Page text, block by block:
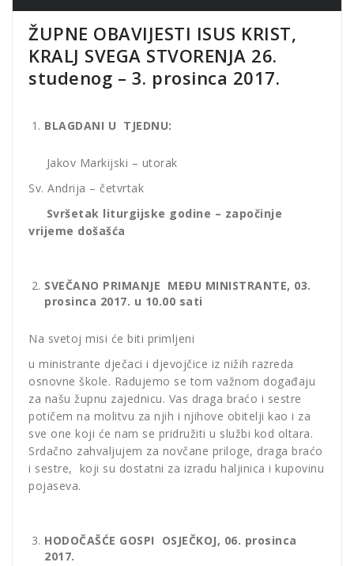
ŽUPNE OBAVIJESTI ISUS KRIST,
KRALJ SVEGA STVORENJA 26.
studenog – 3. prosinca 2017.
BLAGDANI U TJEDNU:
Jakov Markijski – utorak
Sv. Andrija – četvrtak
Svršetak liturgijske godine – započinje
vrijeme došašća
SVEČANO PRIMANJE MEĐU MINISTRANTE, 03.
prosinca 2017. u 10.00 sati
Na svetoj misi će biti primljeni
u ministrante dječaci i djevojčice iz nižih razreda
osnovne škole. Radujemo se tom važnom događaju
za našu župnu zajednicu. Vas draga braćo i sestre
potičem na molitvu za njih i njihove obitelji kao i za
sve one koji će nam se pridružiti u službi kod oltara.
Srdačno zahvaljujem za novčane priloge, draga braćo
i sestre, koji su dostatni za izradu haljinica i kupovinu
pojaseva.
HODOČAŠĆE GOSPI OSJEČKOJ, 06. prosinca
2017.